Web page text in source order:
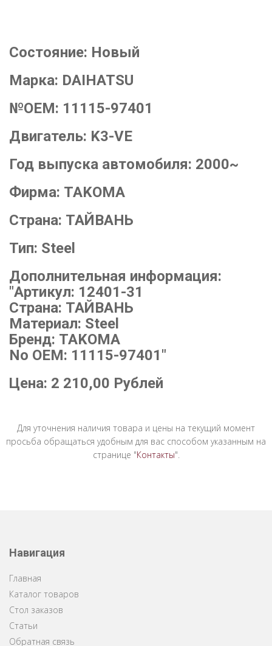
Состояние: Новый
Марка: DAIHATSU
№OEM: 11115-97401
Двигатель: K3-VE
Год выпуска автомобиля: 2000~
Фирма: TAKOMA
Страна: ТАЙВАНЬ
Тип: Steel
Дополнительная информация:
"Артикул: 12401-31
Страна: ТАЙВАНЬ
Материал: Steel
Бренд: TAKOMA
No OEM: 11115-97401"
Цена: 2 210,00 Рублей
Для уточнения наличия товара и цены на текущий момент
просьба обращаться удобным для вас способом указанным на
странице "Контакты".
Навигация
Главная
Каталог товаров
Стол заказов
Статьи
Обратная связь